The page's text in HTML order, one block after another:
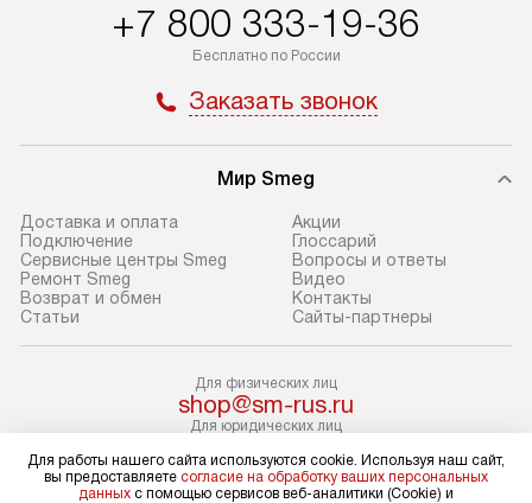
доставляем заказ до офиса
транспортной компании в Москве.
доставки у менеджера при
В день, согласованный с вами,
упакованный товар до подъезда.
Если вам необходимо доставить
покупку до двери вашей квартиры
или места установки, пожалуйста,
с менеджером. За эту услугу будет
взиматься дополнительная плата.
Обратите внимание на размеры
товара: например, если габариты
холодильника не позволяют
определяется в
в себя снятие
отдельных
по
монтаж не
+7 800 333-19-36
Бесплатно по России
Заказать звонок
Мир Smeg
Доставка и оплата
Подключение
Сервисные центры Smeg
Ремонт Smeg
Возврат и обмен
Статьи
Акции
Глоссарий
Вопросы и ответы
Видео
Контакты
Сайты-партнеры
Для физических лиц
shop@sm-rus.ru
Для юридических лиц
Для работы нашего сайта используются cookie. Используя наш сайт,
вы предоставляете согласие на обработку ваших персональных
данных с помощью сервисов веб-аналитики (Cookie) и